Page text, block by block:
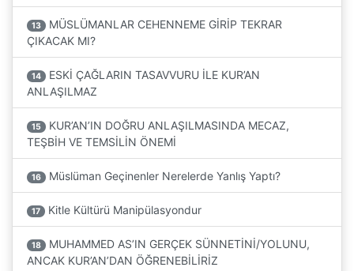
13
MÜSLÜMANLAR CEHENNEME GİRİP TEKRAR
ÇIKACAK MI?
14
ESKİ ÇAĞLARIN TASAVVURU İLE KUR’AN
ANLAŞILMAZ
15
KUR’AN’IN DOĞRU ANLAŞILMASINDA MECAZ,
TEŞBİH VE TEMSİLİN ÖNEMİ
16 Müslüman Geçinenler Nerelerde Yanlış Yaptı?
17 Kitle Kültürü Manipülasyondur
18
MUHAMMED AS’IN GERÇEK SÜNNETİNİ/YOLUNU,
ANCAK KUR’AN’DAN ÖĞRENEBİLİRİZ